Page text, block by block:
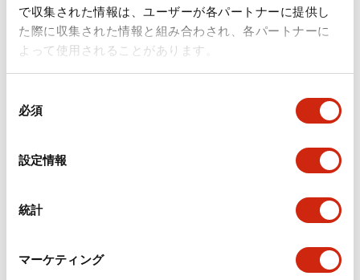
で収集された情報は、ユーザーが各パートナーに提供し
た際に収集された情報と組み合わされ、各パートナーに
よって使用されることがあります。
必須
設定情報
統計
マーケティング